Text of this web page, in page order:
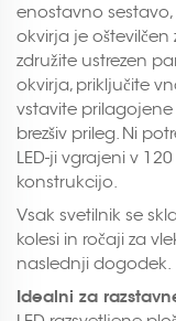
enostavno sestavo,
okvirja je
združite ustrezen
okvirja, priključite
vstavite prilagojene
brezšiv prileg. Ni
LED-ji vgrajeni v
konstrukcijo.
Vsak svetilnik se
kolesi in ročaji za
naslednji dogodek.
Idealni za